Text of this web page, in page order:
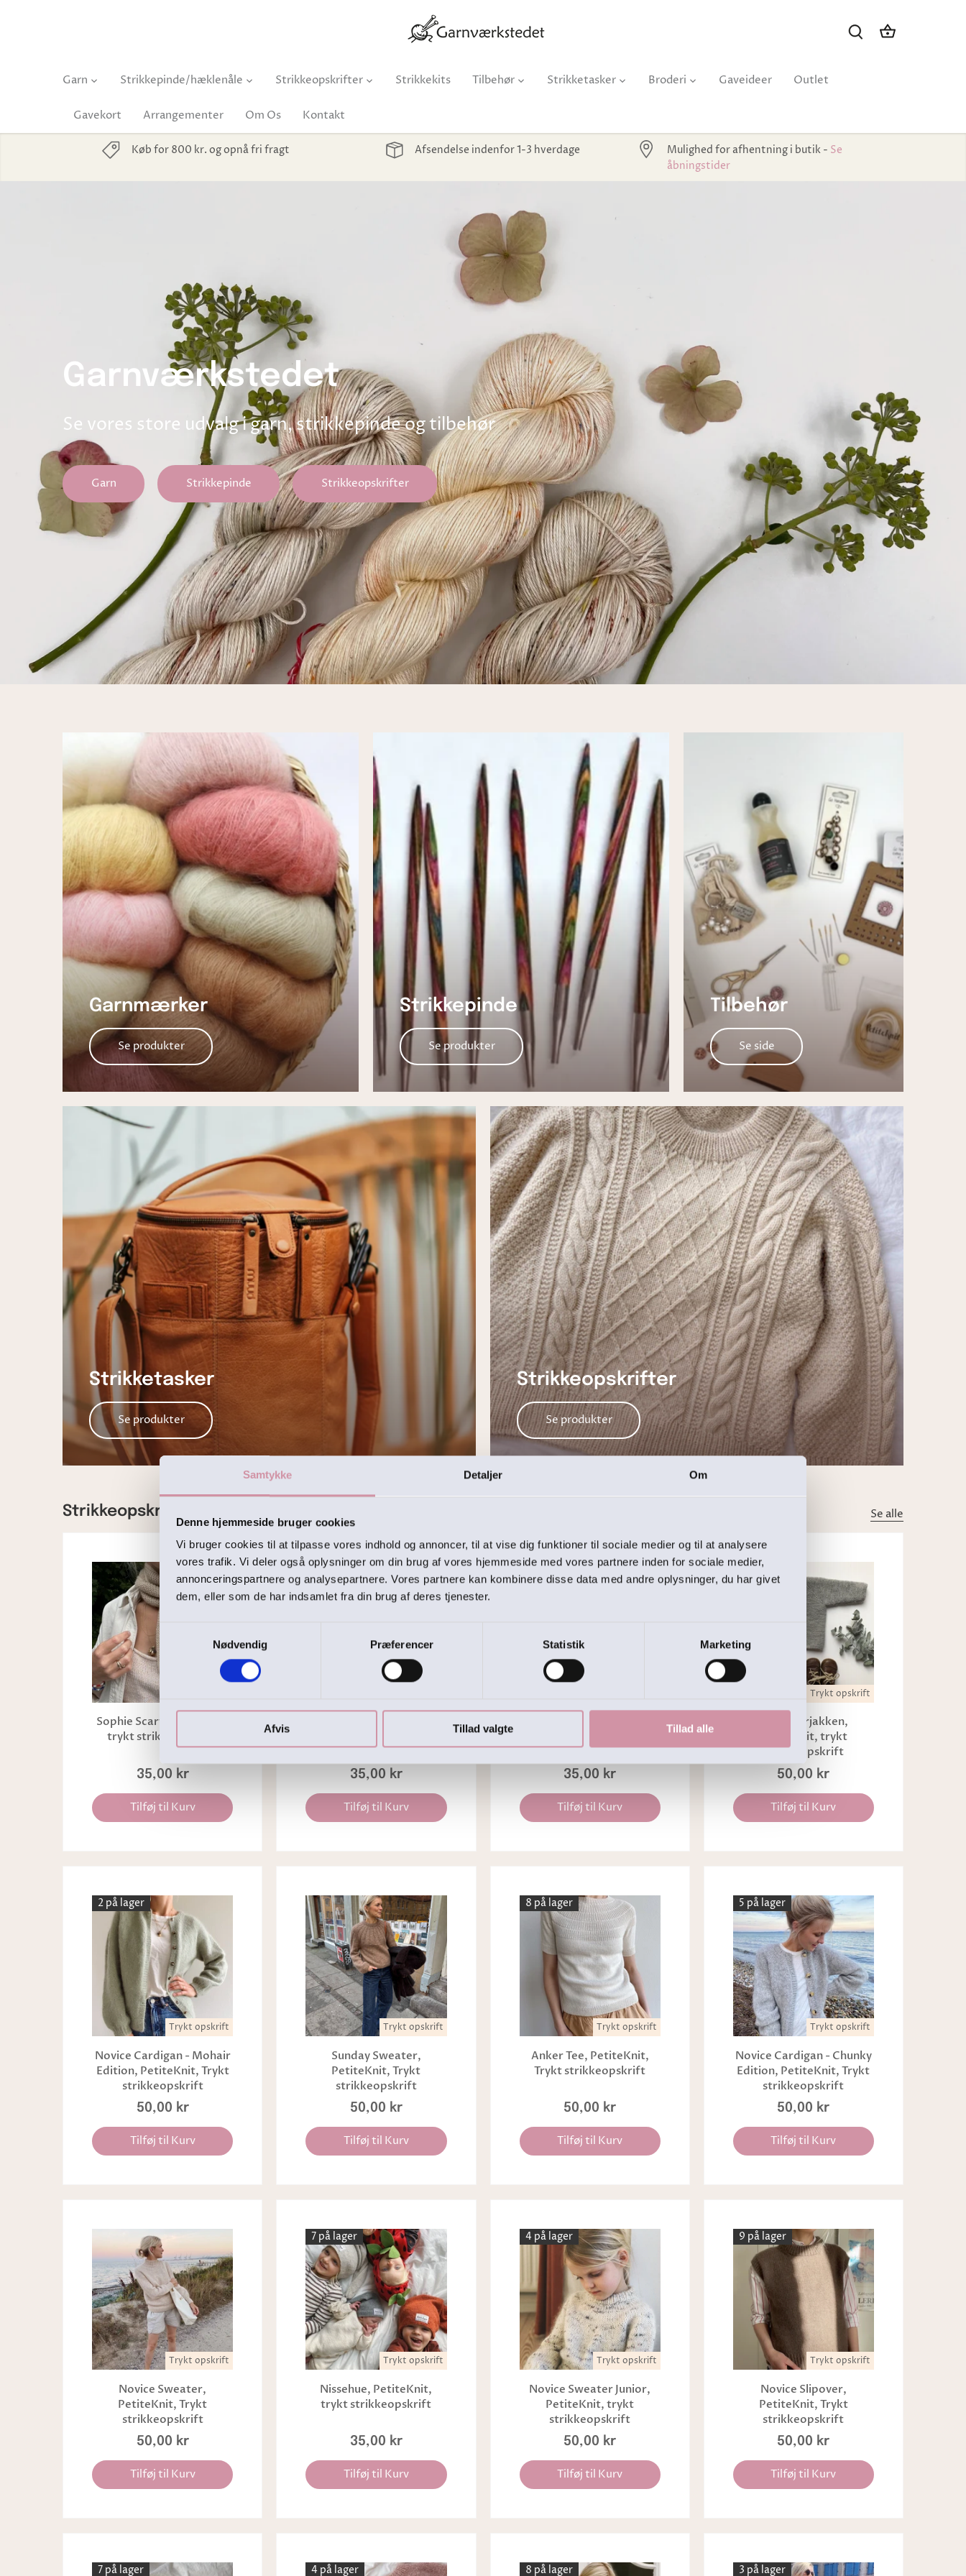
Samtykke Detaljer Om
Denne hjemmeside bruger cookies
Vi bruger cookies til at tilpasse vores indhold og annoncer, til at vise dig funktioner til sociale medier og til at analysere
vores trafik. Vi deler også oplysninger om din brug af vores hjemmeside med vores partnere inden for sociale medier,
annonceringspartnere og analysepartnere. Vores partnere kan kombinere disse data med andre oplysninger, du har givet
dem, eller som de har indsamlet fra din brug af deres tjenester.
Samtykkevalg
Nødvendig
Præferencer Statistik Marketing
Afvis Tillad valgte Tillad alle
Garn Strikkepinde/hæklenåle Strikkeopskrifter Strikkekits Tilbehør Strikketasker Broderi Gaveideer Outlet
Gavekort Arrangementer Om Os Kontakt
Køb for 800 kr. og opnå fri fragt Afsendelse indenfor 1-3 hverdage Mulighed for afhentning i butik - Se
åbningstider
Garnværkstedet
Se vores store udvalg i garn, strikkepinde og tilbehør
Garn Strikkepinde Strikkeopskrifter
Garnmærker
Se produkter
Strikkepinde
Se produkter
Tilbehør
Se side
Strikketasker
Se produkter
Strikkeopskrifter
Se produkter
Strikkeopskrifter til begyndere Se alle
Sophie Scarf, PetiteKnit,
trykt strikkeopskrift
35,00 kr
Tilføj til Kurv
35,00 kr
Tilføj til Kurv
35,00 kr
Tilføj til Kurv
2 på lager
Trykt opskrift
Begynderjakken,
PetiteKnit, trykt
strikkeopskrift
50,00 kr
Tilføj til Kurv
2 på lager
Trykt opskrift
Novice Cardigan - Mohair
Edition, PetiteKnit, Trykt
strikkeopskrift
50,00 kr
Tilføj til Kurv
Trykt opskrift
Sunday Sweater,
PetiteKnit, Trykt
strikkeopskrift
50,00 kr
Tilføj til Kurv
8 på lager
Trykt opskrift
Anker Tee, PetiteKnit,
Trykt strikkeopskrift
50,00 kr
Tilføj til Kurv
5 på lager
Trykt opskrift
Novice Cardigan - Chunky
Edition, PetiteKnit, Trykt
strikkeopskrift
50,00 kr
Tilføj til Kurv
Trykt opskrift
Novice Sweater,
PetiteKnit, Trykt
strikkeopskrift
50,00 kr
Tilføj til Kurv
7 på lager
Trykt opskrift
Nissehue, PetiteKnit,
trykt strikkeopskrift
35,00 kr
Tilføj til Kurv
4 på lager
Trykt opskrift
Novice Sweater Junior,
PetiteKnit, trykt
strikkeopskrift
50,00 kr
Tilføj til Kurv
9 på lager
Trykt opskrift
Novice Slipover,
PetiteKnit, Trykt
strikkeopskrift
50,00 kr
Tilføj til Kurv
7 på lager 4 på lager 8 på lager 3 på lager